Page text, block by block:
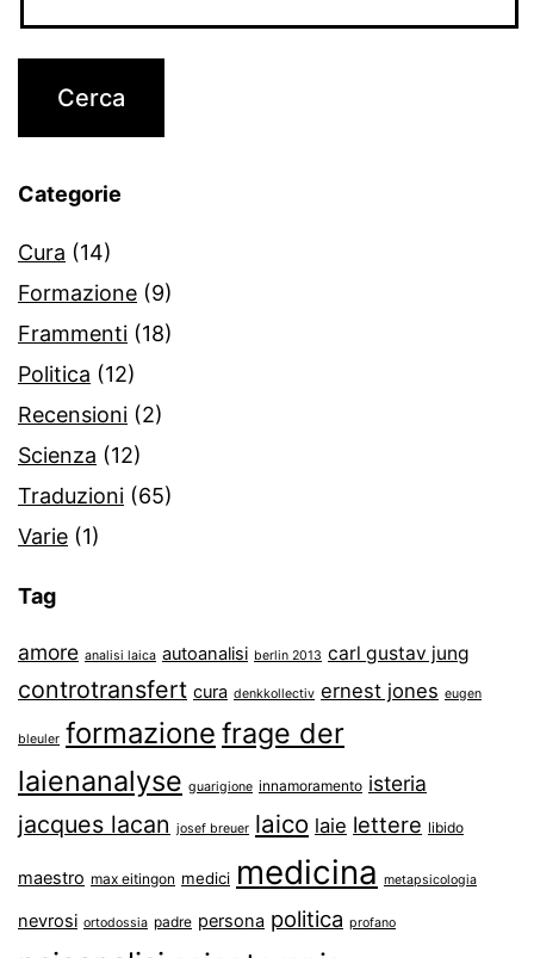
Categorie
Cura (14)
Formazione (9)
Frammenti (18)
Politica (12)
Recensioni (2)
Scienza (12)
Traduzioni (65)
Varie (1)
Tag
amore analisi laica autoanalisi berlin 2013 carl gustav jung
controtransfert cura denkkollectiv ernest jones eugen
bleuler formazione frage der
laienanalyse guarigione innamoramento isteria
jacques lacan josef breuer laico laie lettere libido
maestro max eitingon medici medicina metapsicologia
nevrosi ortodossia padre persona politica profano